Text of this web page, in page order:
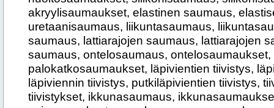
akryylisaumaukset, elastinen saumaus,
uretaanisaumaus, liikuntasaumaus,
saumaus, lattiarajojen saumaus, lattiarajojen
saumaus, ontelosaumaus,
palokatkosaumaukset, läpivientien tiivistys,
läpiviennin tiivistys, putkiläpivientien tiivistys,
tiivistykset, ikkunasaumaus,